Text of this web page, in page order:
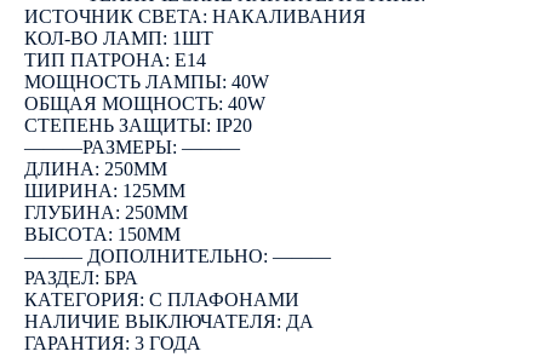
ИСТОЧНИК СВЕТА: НАКАЛИВАНИЯ
КОЛ-ВО ЛАМП: 1ШТ
ТИП ПАТРОНА: E14
МОЩНОСТЬ ЛАМПЫ: 40W
ОБЩАЯ МОЩНОСТЬ: 40W
СТЕПЕНЬ ЗАЩИТЫ: IP20
―――РАЗМЕРЫ: ―――
ДЛИНА: 250ММ
ШИРИНА: 125ММ
ГЛУБИНА: 250ММ
ВЫСОТА: 150ММ
――― ДОПОЛНИТЕЛЬНО: ―――
РАЗДЕЛ: БРА
КАТЕГОРИЯ: С ПЛАФОНАМИ
НАЛИЧИЕ ВЫКЛЮЧАТЕЛЯ: ДА
ГАРАНТИЯ: 3 ГОДА